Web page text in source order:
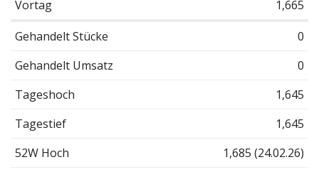
Vortag
1,665
Gehandelt Stücke
0
Gehandelt Umsatz
0
Tageshoch
1,645
Tagestief
1,645
52W Hoch
1,685 (24.02.26)